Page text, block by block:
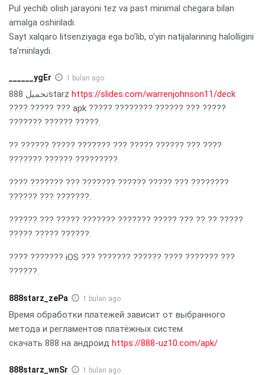
Pul yechib olish jarayoni tez va past minimal chegara bilan
amalga oshiriladi.
Sayt xalqaro litsenziyaga ega bo’lib, o’yin natijalarining halolligini
ta’minlaydi.
______ygEr 1 bulan ago
تحميل 888starz https://slides.com/warrenjohnson11/deck
???? ????? ??? apk ????? ???????? ?????? ??? ?????
??????? ?????? ?????.
?? ?????? ????? ??????? ??? ????? ?????? ??? ????
??????? ?????? ?????????.
???? ??????? ??? ??????? ?????? ????? ??? ????????
?????? ??? ???????.
?????? ??? ????? ??????? ??????? ????? ??? ?? ?? ?????
????? ????? ??????.
???? ??????? iOS ??? ??????? ?????? ???? ??????? ???
??????.
888starz_zePa 1 bulan ago
Время обработки платежей зависит от выбранного
метода и регламентов платёжных систем.
скачать 888 на андроид https://888-uz10.com/apk/
888starz_wnSr 1 bulan ago